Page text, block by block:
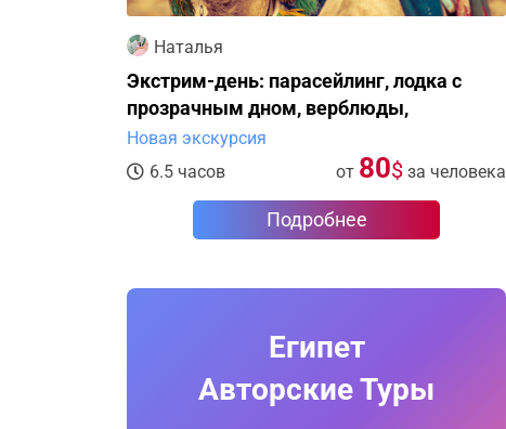
Наталья
Экстрим-день: парасейлинг, лодка с
прозрачным дном, верблюды,
квадроциклы
Новая экскурсия
6.5 часов
от 80$ за человека
Подробнее
Египет
Авторские Туры